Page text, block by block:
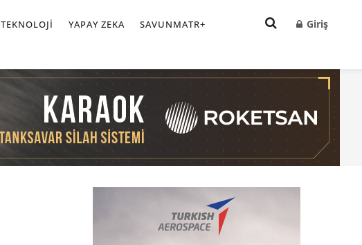
TEKNOLOJI YAPAY ZEKA SAVUNMATR+ Giriş